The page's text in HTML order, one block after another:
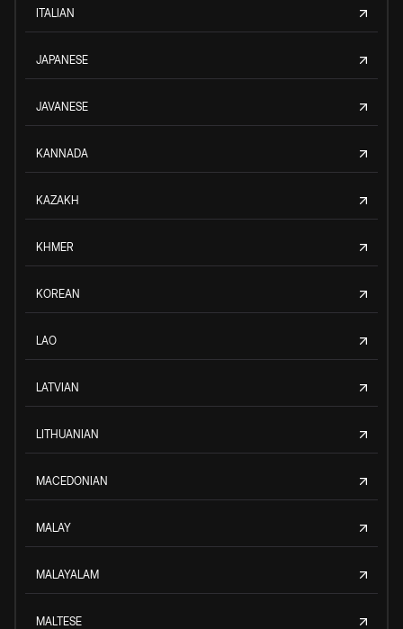
ITALIAN
JAPANESE
JAVANESE
KANNADA
KAZAKH
KHMER
KOREAN
LAO
LATVIAN
LITHUANIAN
MACEDONIAN
MALAY
MALAYALAM
MALTESE